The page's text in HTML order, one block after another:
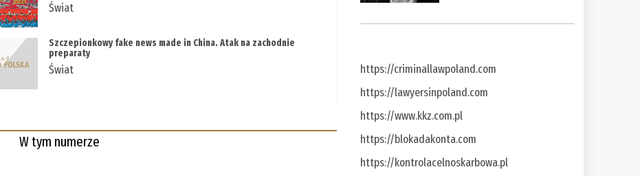
Świat
Szczepionkowy fake news made in China. Atak na zachodnie
preparaty
Świat
W tym numerze
https://criminallawpoland.com
https://lawyersinpoland.com
https://www.kkz.com.pl
https://blokadakonta.com
https://kontrolacelnoskarbowa.pl